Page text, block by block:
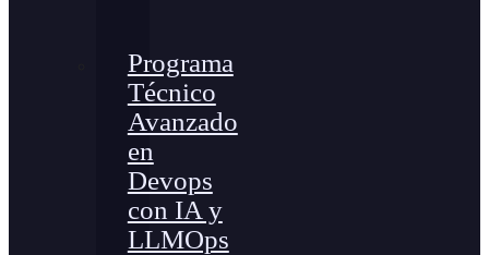
Programa
Técnico
Avanzado
en
Devops
con IA y
LLMOps